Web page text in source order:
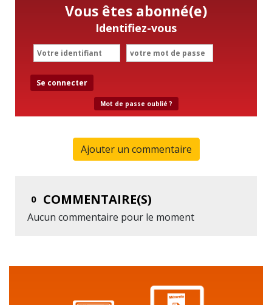
Vous êtes abonné(e)
Identifiez-vous
Se connecter
Mot de passe oublié ?
Ajouter un commentaire
0 COMMENTAIRE(S)
Aucun commentaire pour le moment